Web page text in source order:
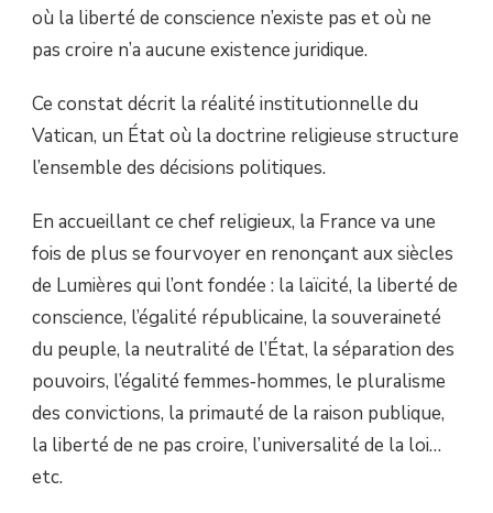
MAJEUR
où la liberté de conscience n’existe pas et où ne
pas croire n’a aucune existence juridique.
Ce constat décrit la réalité institutionnelle du
Vatican, un État où la doctrine religieuse structure
l’ensemble des décisions politiques.
En accueillant ce chef religieux, la France va une
fois de plus se fourvoyer en renonçant aux siècles
de Lumières qui l’ont fondée : la laïcité, la liberté de
conscience, l’égalité républicaine, la souveraineté
du peuple, la neutralité de l’État, la séparation des
pouvoirs, l’égalité femmes‑hommes, le pluralisme
des convictions, la primauté de la raison publique,
la liberté de ne pas croire, l’universalité de la loi…
etc.